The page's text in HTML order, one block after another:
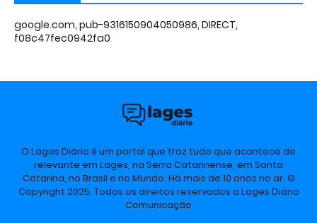
google.com, pub-9316150904050986, DIRECT,
f08c47fec0942fa0
O Lages Diário é um portal que traz tudo que acontece de
relevante em Lages, na Serra Catarinense, em Santa
Catarina, no Brasil e no Mundo. Há mais de 10 anos no ar. ©
Copyright 2025. Todos os direitos reservados a Lages Diário
Comunicação